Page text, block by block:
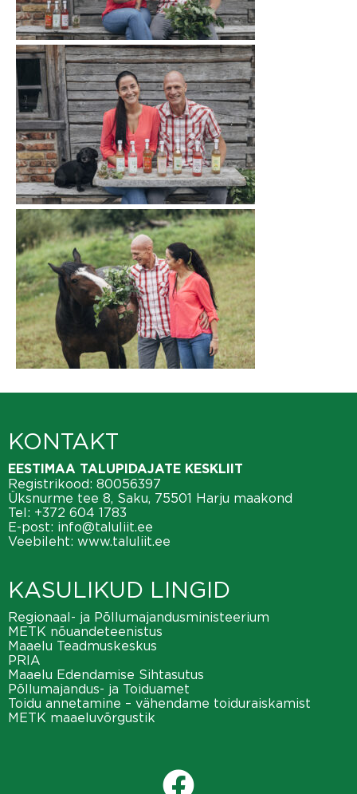
KONTAKT
EESTIMAA TALUPIDAJATE KESKLIIT
Registrikood: 80056397
Üksnurme tee 8, Saku, 75501 Harju maakond
Tel: +372 604 1783
E-post: info@taluliit.ee
Veebileht: www.taluliit.ee
KASULIKUD LINGID
Regionaal- ja Põllumajandusministeerium
METK nõuandeteenistus
Maaelu Teadmuskeskus
PRIA
Maaelu Edendamise Sihtasutus
Põllumajandus- ja Toiduamet
Toidu annetamine – vähendame toiduraiskamist
METK maaeluvõrgustik